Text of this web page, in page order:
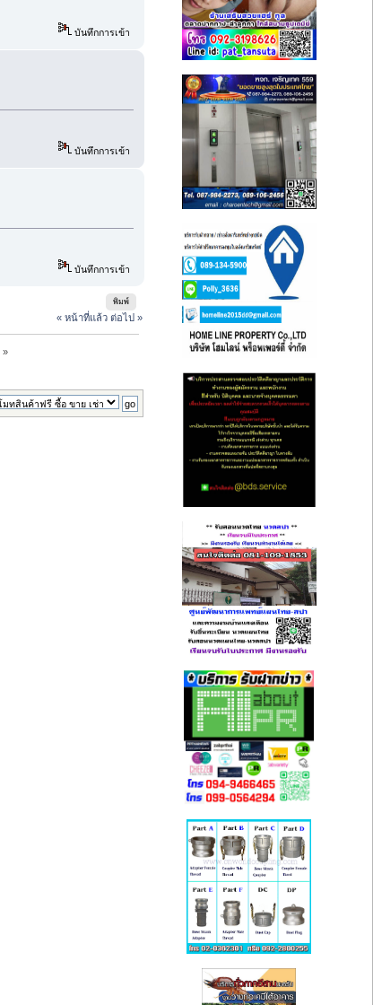
บันทึกการเข้า
บันทึกการเข้า
บันทึกการเข้า
พิมพ์
« หน้าที่แล้ว ต่อไป »
»